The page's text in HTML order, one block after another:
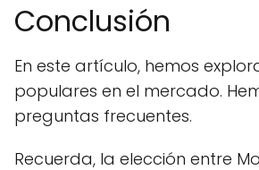
Conclusión
En este artículo, hemos
populares en el mercado.
preguntas frecuentes.
Recuerda, la elección entre